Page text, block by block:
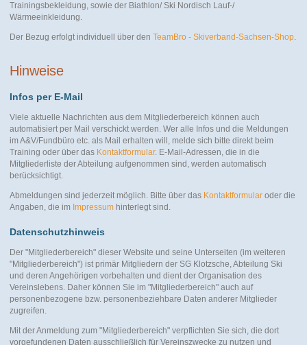
Trainingsbekleidung, sowie der Biathlon/ Ski Nordisch Lauf-/
Wärmeeinkleidung.
Der Bezug erfolgt individuell über den TeamBro - Skiverband-Sachsen-Shop.
Hinweise
Infos per E-Mail
Viele aktuelle Nachrichten aus dem Mitgliederbereich können auch
automatisiert per Mail verschickt werden. Wer alle Infos und die Meldungen
im A&V/Fundbüro etc. als Mail erhalten will, melde sich bitte direkt beim
Training oder über das Kontaktformular. E-Mail-Adressen, die in die
Mitgliederliste der Abteilung aufgenommen sind, werden automatisch
berücksichtigt.
Abmeldungen sind jederzeit möglich. Bitte über das Kontaktformular oder die
Angaben, die im Impressumhinterlegt sind.
Datenschutzhinweis
Der "Mitgliederbereich" dieser Website und seine Unterseiten (im weiteren
"Mitgliederbereich") ist primär Mitgliedern der SG Klotzsche, Abteilung Ski
und deren Angehörigen vorbehalten und dient der Organisation des
Vereinslebens. Daher können Sie im "Mitgliederbereich" auch auf
personenbezogene bzw. personenbeziehbare Daten anderer Mitglieder
zugreifen.
Mit der Anmeldung zum "Mitgliederbereich" verpflichten Sie sich, die dort
vorgefundenen Daten ausschließlich für Vereinszwecke zu nutzen und